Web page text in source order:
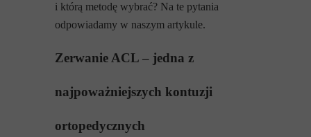
i którą metodę wybrać? Na te pytania
odpowiadamy w naszym artykule.
Zerwanie ACL – jedna z
najpoważniejszych kontuzji
ortopedycznych